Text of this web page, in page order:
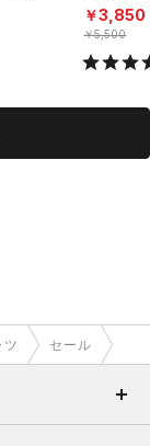
（トレー
￥3,850
￥5,500
ツ セール